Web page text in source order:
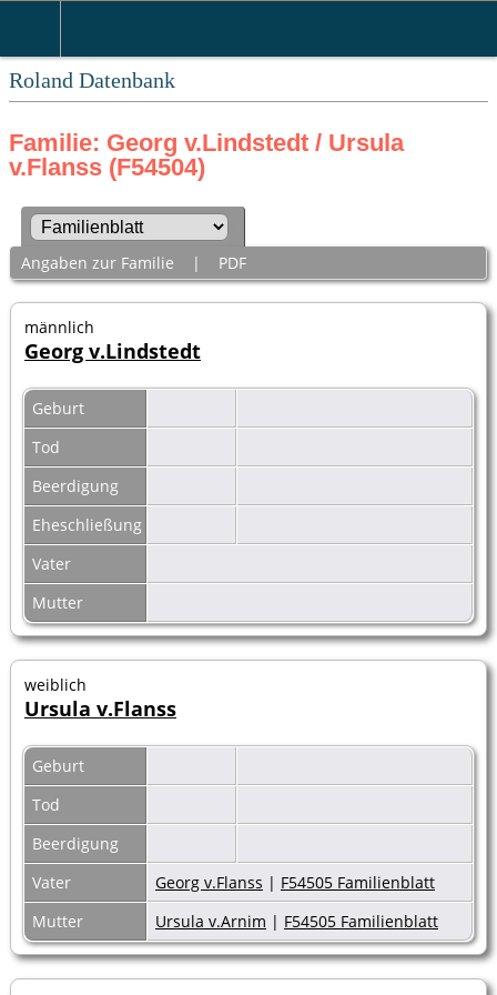
Roland Datenbank
Familie: Georg v.Lindstedt / Ursula
v.Flanss (F54504)
Angaben zur Familie | PDF
männlich
Georg v.Lindstedt
Geburt
Tod
Beerdigung
Eheschließung
Vater
Mutter
weiblich
Ursula v.Flanss
Geburt
Tod
Beerdigung
Vater
Georg v.Flanss | F54505 Familienblatt
Mutter
Ursula v.Arnim | F54505 Familienblatt